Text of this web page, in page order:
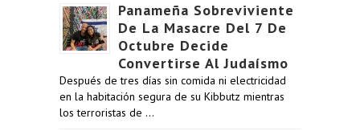
Panameña Sobreviviente
De La Masacre Del 7 De
Octubre Decide
Convertirse Al Judaísmo
Después de tres días sin comida ni electricidad
en la habitación segura de su Kibbutz mientras
los terroristas de …